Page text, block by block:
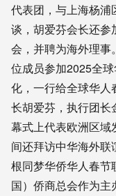
代表团，与上海杨浦
谈，胡爱芬会长还参
会，并聘为海外理
位成员参加2025全
化，一行给全球华人
长胡爱芬，执行团
幕式上代表欧洲区域
间还拜访中华海外
根同梦华侨华人春节
国）侨商总会作为